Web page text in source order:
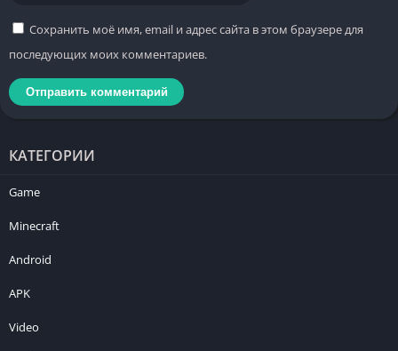
Сохранить моё имя, email и адрес сайта в этом браузере для
последующих моих комментариев.
КАТЕГОРИИ
Game
Minecraft
Android
APK
Video